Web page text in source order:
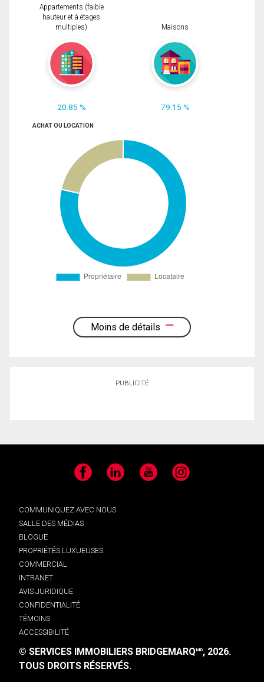
Appartements (faible
hauteur et à étages
multiples)
20.85 %
Maisons
79.15 %
ACHAT OU LOCATION
Moins de détails
PUBLICITÉ
Facebook LinkedIn YouTube Instagram
COMMUNIQUEZ AVEC NOUS
SALLE DES MÉDIAS
BLOGUE
PROPRIÉTÉS LUXUEUSES
COMMERCIAL
INTRANET
AVIS JURIDIQUE
CONFIDENTIALITÉ
TÉMOINS
ACCESSIBILITÉ
© SERVICES IMMOBILIERS BRIDGEMARQMD, 2026.
TOUS DROITS RÉSERVÉS.